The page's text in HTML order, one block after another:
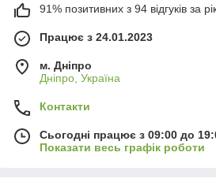
91% позитивних з 94 відгуків за
Працює з 24.01.2023
м. Дніпро
Дніпро, Україна
Контакти
Сьогодні працює з 09:00 до
Показати весь графік роботи